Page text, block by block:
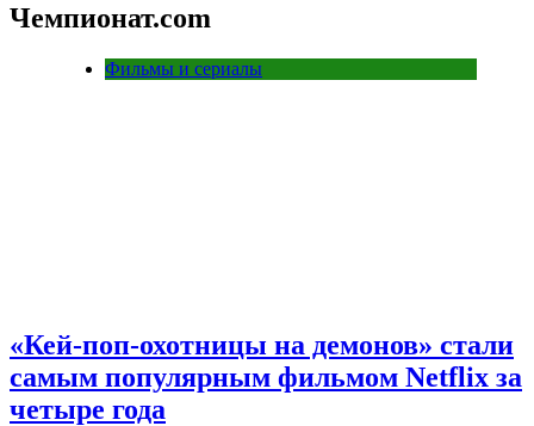
Чемпионат.com
Фильмы и сериалы
«Кей-поп-охотницы на демонов» стали
самым популярным фильмом Netflix за
четыре года